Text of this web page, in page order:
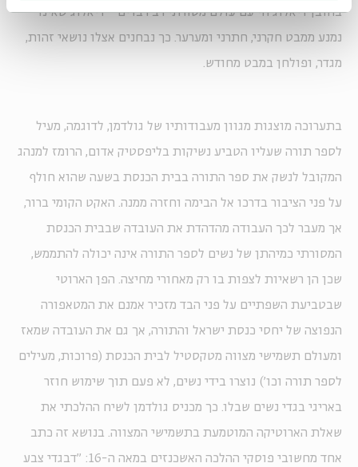
בחובן דיאלוג חי עם עולם מסורתי רב רבדים - דיאלוג שאינו
נמנע ממבט חקרני, חתרני ומערער. כך נבחנים אצלו נושאי זהות,
מגדר, ופולחן במבט מחודש.
בתערוכה מוצגות מגוון מעבודותיו של גולדמן, לדוגמה, מעיל
לספר תורה שעליו הטביע נשיקות בליפסטיק אדום, הרומז למנהג
המקובל לנשק את ספר התורה בבית הכנסת בשעה שהוא חולף
על פני הציבור בדרכו אל הבימה וחזרה ממנה. האקט הקומי ברור,
אך מעבר לכך העבודה מהדהדת את העובדה שבבית הכנסת
המסורתי כמיהתן של נשים לספר התורה אינה יכולה להתממש,
שכן הן רשאיות לצפות בו רק מאחורי מחיצה. הפן הארוטי
שבטביעת השפתיים על פני הבד מזכיר אמנם את המטאפורה
הנפוצה של יחסי כנסת ישראל והתורה, אך גם את העובדה שמאז
ומעולם תשמישי מצווה מטקסטיל לבית הכנסת (פרוכות, מעילים
לספר תורה וכו') נוצרו בידי נשים, לא פעם תוך שימוש חוזר
באריגי בגדי נשים שבלו. כך מכניס גולדמן לשיח ההלכתי את
שאלת הארוטיקה המוטמעת בתשמישי המצווה. בנושא זה כתב
אחד מחשובי פוסקי ההלכה האשכנזים במאה ה-16: "דבגדי צבע